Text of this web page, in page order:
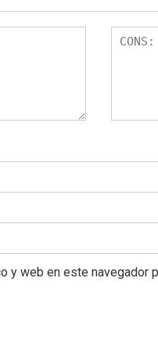
y web en este navegador